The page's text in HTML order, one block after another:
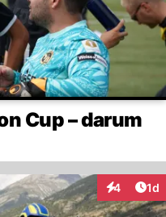
Cup – darum
4 1d